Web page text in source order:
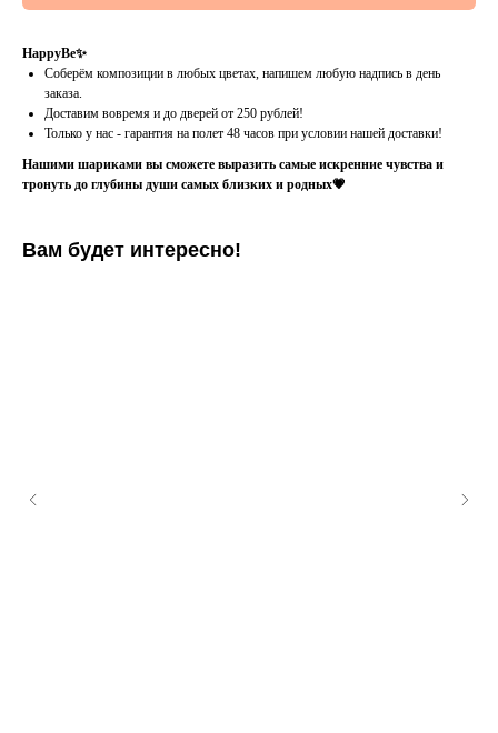
HappyBe✨
Соберём композиции в любых цветах, напишем любую надпись в день
заказа.
Доставим вовремя и до дверей от 250 рублей!
Только у нас - гарантия на полет 48 часов при условии нашей доставки!
Нашими шариками вы сможете выразить самые искренние чувства и
тронуть до глубины души самых близких и родных💗
Вам будет интересно!